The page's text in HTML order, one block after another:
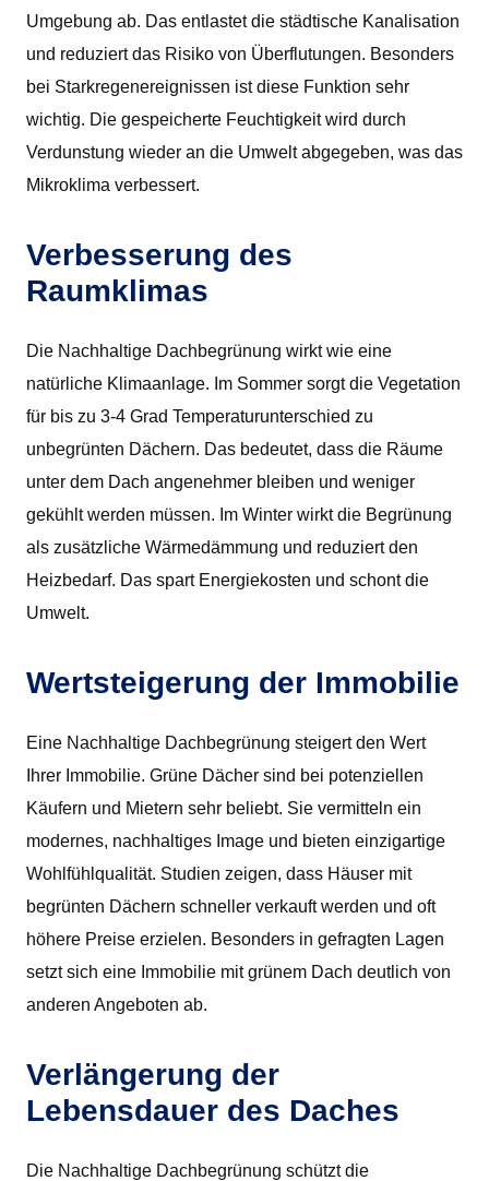
Umgebung ab. Das entlastet die städtische Kanalisation
und reduziert das Risiko von Überflutungen. Besonders
bei Starkregenereignissen ist diese Funktion sehr
wichtig. Die gespeicherte Feuchtigkeit wird durch
Verdunstung wieder an die Umwelt abgegeben, was das
Mikroklima verbessert.
Verbesserung des
Raumklimas
Die Nachhaltige Dachbegrünung wirkt wie eine
natürliche Klimaanlage. Im Sommer sorgt die Vegetation
für bis zu 3-4 Grad Temperaturunterschied zu
unbegrünten Dächern. Das bedeutet, dass die Räume
unter dem Dach angenehmer bleiben und weniger
gekühlt werden müssen. Im Winter wirkt die Begrünung
als zusätzliche Wärmedämmung und reduziert den
Heizbedarf. Das spart Energiekosten und schont die
Umwelt.
Wertsteigerung der Immobilie
Eine Nachhaltige Dachbegrünung steigert den Wert
Ihrer Immobilie. Grüne Dächer sind bei potenziellen
Käufern und Mietern sehr beliebt. Sie vermitteln ein
modernes, nachhaltiges Image und bieten einzigartige
Wohlfühlqualität. Studien zeigen, dass Häuser mit
begrünten Dächern schneller verkauft werden und oft
höhere Preise erzielen. Besonders in gefragten Lagen
setzt sich eine Immobilie mit grünem Dach deutlich von
anderen Angeboten ab.
Verlängerung der
Lebensdauer des Daches
Die Nachhaltige Dachbegrünung schützt die